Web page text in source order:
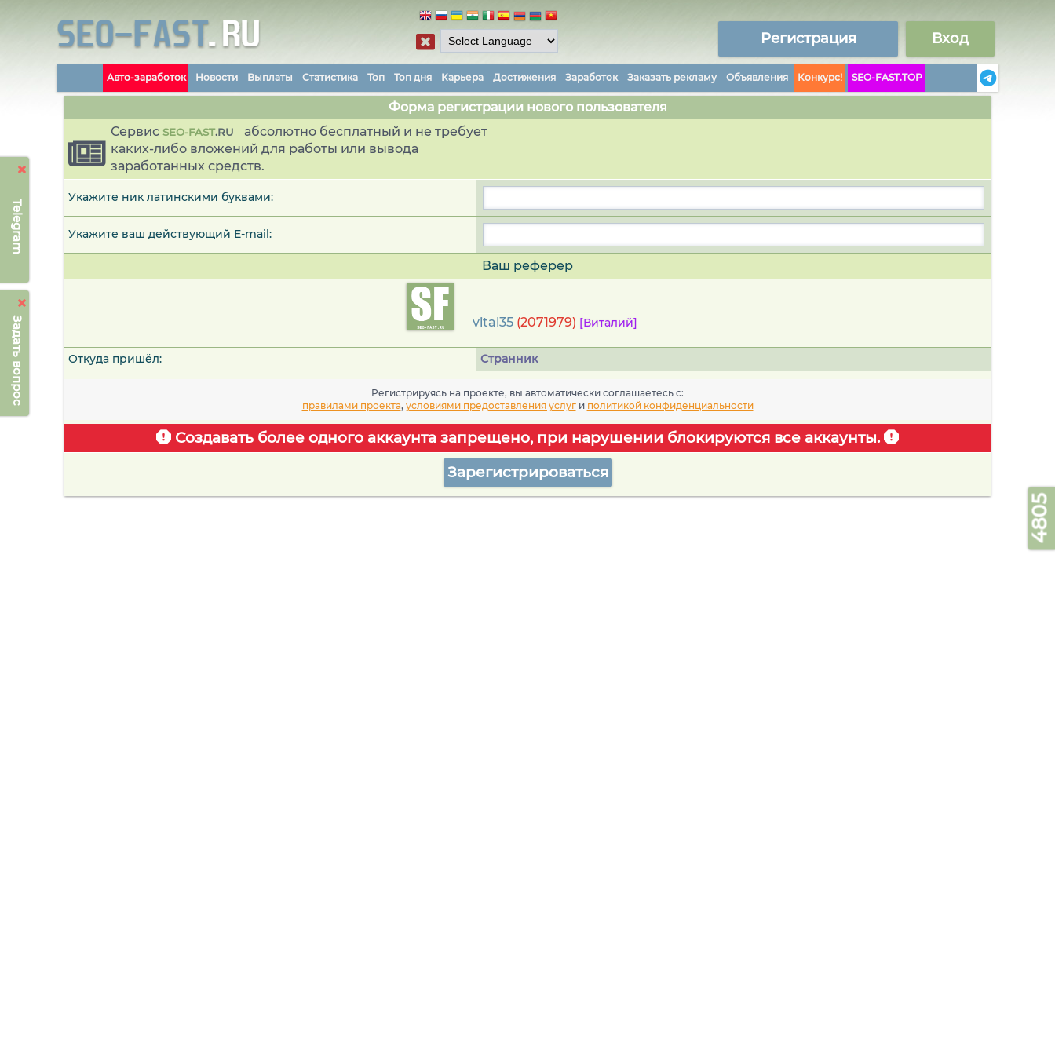
Telegram
Задать вопрос
Регистрация Вход
Авто-заработок Новости Выплаты Статистика Топ Топ дня Карьера Достижения Заработок Заказать рекламу Объявления Конкурс! SEO-FAST.TOP
Форма регистрации нового пользователя
Сервис SEO-FAST.RU
абсолютно бесплатный и не требует
каких-либо вложений для работы или вывода
заработанных средств.
Укажите ник латинскими буквами:
Укажите ваш действующий E-mail:
Ваш реферер
vital35 (2071979) [Виталий]
Откуда пришёл: Странник
Регистрируясь на проекте, вы автоматически соглашаетесь c:
правилами проекта, условиями предоставления услуги политикой конфиденциальности
Создавать более одного аккаунта запрещено, при нарушении блокируются все аккаунты.
Зарегистрироваться
4805